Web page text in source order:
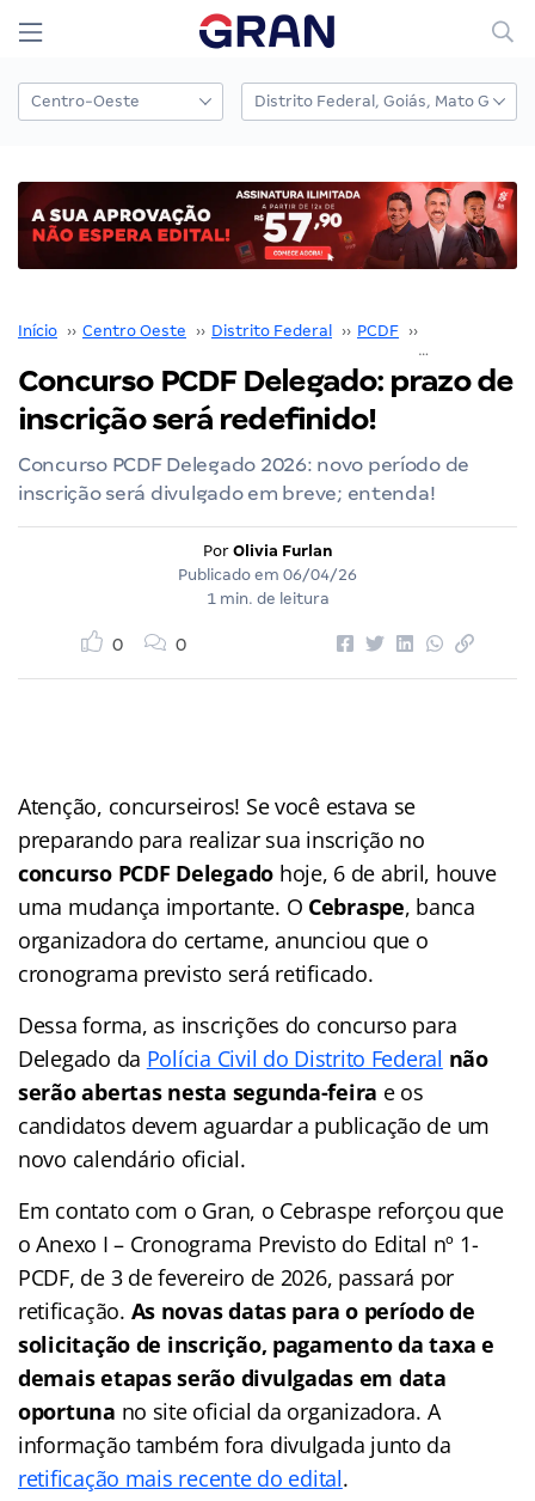
Início ›› Centro Oeste ›› Distrito Federal ›› PCDF ››
Concurso PCDF Delegado: prazo de
inscrição será redefinido!
Concurso PCDF Delegado 2026: novo período de
inscrição será divulgado em breve; entenda!
Por Olivia Furlan
Publicado em 06/04/26
1 min. de leitura
0 0
Atenção, concurseiros! Se você estava se
preparando para realizar sua inscrição no
concurso PCDF Delegado hoje, 6 de abril, houve
uma mudança importante. O Cebraspe, banca
organizadora do certame, anunciou que o
cronograma previsto será retificado.
Dessa forma, as inscrições do concurso para
Delegado da Polícia Civil do Distrito Federal não
serão abertas nesta segunda-feira e os
candidatos devem aguardar a publicação de um
novo calendário oficial.
Em contato com o Gran, o Cebraspe reforçou que
o Anexo I – Cronograma Previsto do Edital nº 1-
PCDF, de 3 de fevereiro de 2026, passará por
retificação. As novas datas para o período de
solicitação de inscrição, pagamento da taxa e
demais etapas serão divulgadas em data
oportuna no site oficial da organizadora. A
informação também fora divulgada junto da
retificação mais recente do edital.